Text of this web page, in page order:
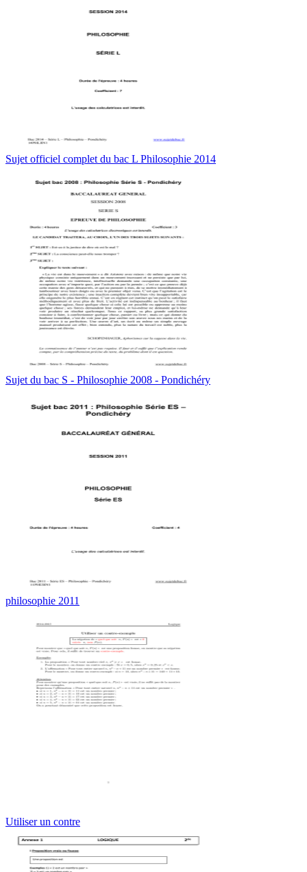
Sujet officiel complet du bac L Philosophie 2014
Sujet du bac S - Philosophie 2008 - Pondichéry
philosophie 2011
Utiliser un contre